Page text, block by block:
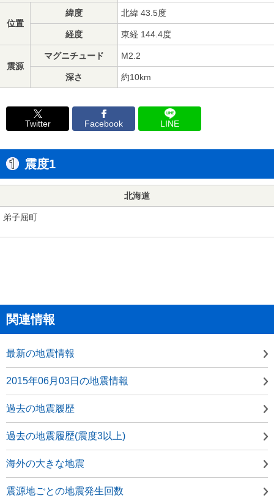
位置
緯度 北緯 43.5度
経度 東経 144.4度
震源
マグニチュード M2.2
深さ 約10km
Twitter Facebook LINE
震度1
北海道
弟子屈町
関連情報
最新の地震情報
2015年06月03日の地震情報
過去の地震履歴
過去の地震履歴(震度3以上)
海外の大きな地震
震源地ごとの地震発生回数